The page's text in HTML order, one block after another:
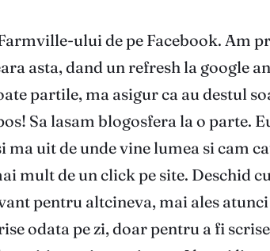
ului de pe Facebook.
asta, dand un refresh la google
partile, ma asigur ca au destul
Sa lasam blogosfera la o
ma uit de unde vine lumea si cam
mult de un click pe site. Deschid
pentru altcineva, mai ales
odata pe zi, doar pentru a fi